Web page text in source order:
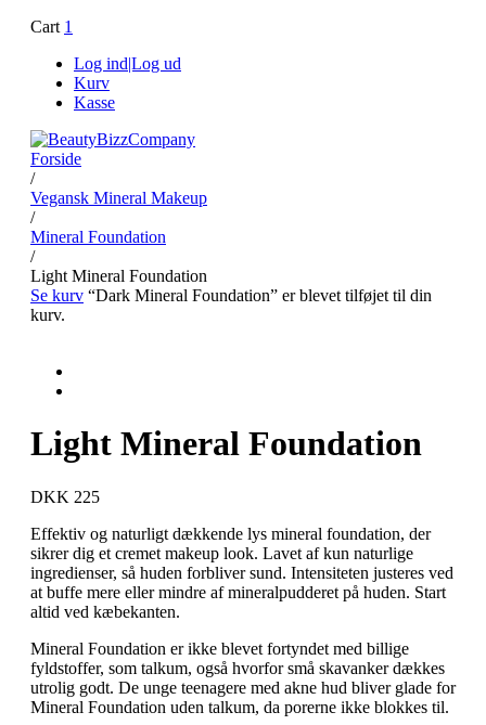
Cart 1
Log ind|Log ud
Kurv
Kasse
Forside
/
Vegansk Mineral Makeup
/
Mineral Foundation
/
Light Mineral Foundation
Se kurv “Dark Mineral Foundation” er blevet tilføjet til din
kurv.
Light Mineral Foundation
DKK 225
Effektiv og naturligt dækkende lys mineral foundation, der
sikrer dig et cremet makeup look. Lavet af kun naturlige
ingredienser, så huden forbliver sund. Intensiteten justeres ved
at buffe mere eller mindre af mineralpudderet på huden. Start
altid ved kæbekanten.
Mineral Foundation er ikke blevet fortyndet med billige
fyldstoffer, som talkum, også hvorfor små skavanker dækkes
utrolig godt. De unge teenagere med akne hud bliver glade for
Mineral Foundation uden talkum, da porerne ikke blokkes til.